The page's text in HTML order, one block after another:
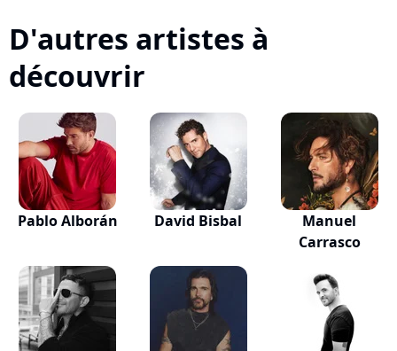
D'autres artistes à
découvrir
Pablo Alborán David Bisbal
Manuel
Carrasco